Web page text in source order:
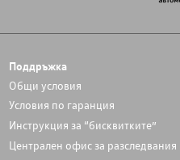
Поддръжка
Общи условия
Условия по гаранция
Инструкция за “бисквитките”
Централен офис за разследвания